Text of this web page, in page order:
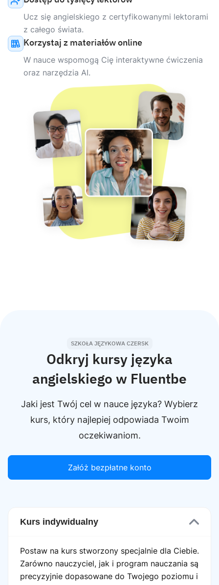
Ucz się angielskiego z certyfikowanymi lektorami
z całego świata.
Korzystaj z materiałów online
W nauce wspomogą Cię interaktywne ćwiczenia
oraz narzędzia AI.
SZKOŁA JĘZYKOWA CZERSK
Odkryj kursy języka
angielskiego w Fluentbe
Jaki jest Twój cel w nauce języka? Wybierz
kurs, który najlepiej odpowiada Twoim
oczekiwaniom.
Załóż bezpłatne konto
Kurs indywidualny
Postaw na kurs stworzony specjalnie dla Ciebie.
Zarówno nauczyciel, jak i program nauczania są
precyzyjnie dopasowane do Twojego poziomu i